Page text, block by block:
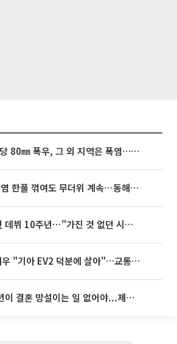
동해안은 시간당 80㎜ 폭우, 그 외 지역은 폭염…‘극과 극 날씨’
[내일 날씨] 폭염 한풀 꺾여도 무더위 계속⋯동해안 이틀 연속 비
임영웅, 어느덧 데뷔 10주년⋯"가진 것 없던 시절, 내 앞엔 20명의 팬뿐"
'굿 윌 헌팅' 배우 "기아 EV2 덕분에 살아"…교통사고 후 안전성 극찬
李대통령 “청년이 결혼 망설이는 일 없어야...제도상 불이익 조사”